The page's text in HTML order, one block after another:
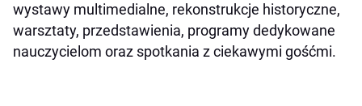
wystawy multimedialne, rekonstrukcje historyczne,
warsztaty, przedstawienia, programy dedykowane
nauczycielom oraz spotkania z ciekawymi gośćmi.